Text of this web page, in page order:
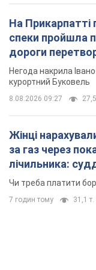
На Прикарпатті
спеки пройшла
дороги
Відео
Негода накрила
курортний Буковель
8.08.2026 09:27
Жінці
за газ через
лічильника:
неочікуване
Чи треба платити
7 годин тому 31,1 т.